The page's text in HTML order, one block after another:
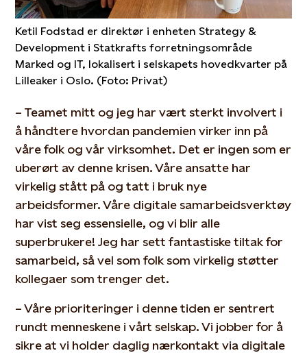
Ketil Fodstad er direktør i enheten Strategy &
Development i Statkrafts forretningsområde
Marked og IT, lokalisert i selskapets hovedkvarter på
Lilleaker i Oslo. (Foto: Privat)
– Teamet mitt og jeg har vært sterkt involvert i
å håndtere hvordan pandemien virker inn på
våre folk og vår virksomhet. Det er ingen som er
uberørt av denne krisen. Våre ansatte har
virkelig stått på og tatt i bruk nye
arbeidsformer. Våre digitale samarbeidsverktøy
har vist seg essensielle, og vi blir alle
superbrukere! Jeg har sett fantastiske tiltak for
samarbeid, så vel som folk som virkelig støtter
kollegaer som trenger det.
– Våre prioriteringer i denne tiden er sentrert
rundt menneskene i vårt selskap. Vi jobber for å
sikre at vi holder daglig nærkontakt via digitale